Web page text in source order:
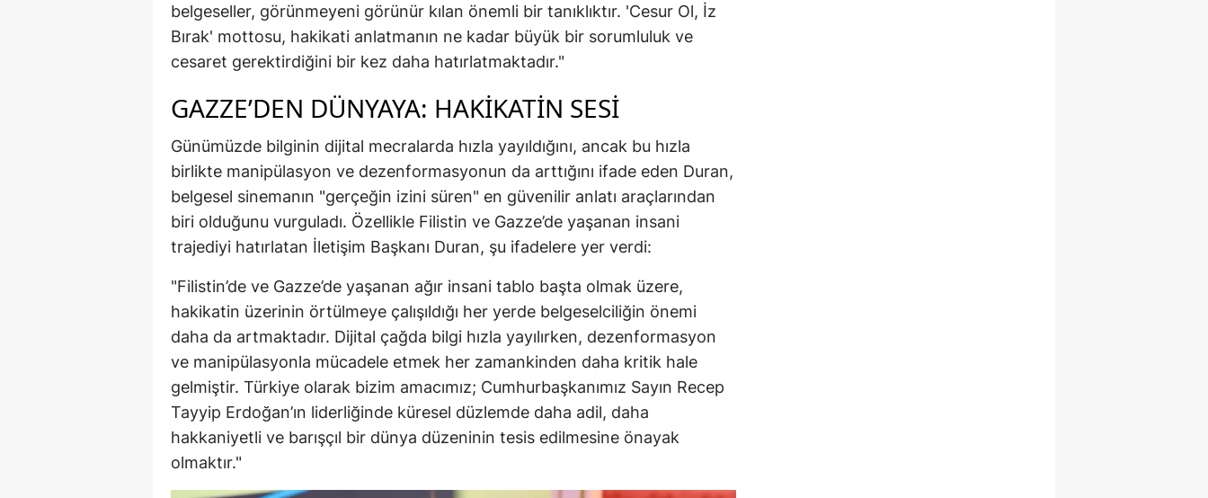
belgeseller, görünmeyeni görünür kılan önemli bir tanıklıktır. 'Cesur Ol, İz
Bırak' mottosu, hakikati anlatmanın ne kadar büyük bir sorumluluk ve
cesaret gerektirdiğini bir kez daha hatırlatmaktadır."
GAZZE’DEN DÜNYAYA: HAKİKATİN SESİ
Günümüzde bilginin dijital mecralarda hızla yayıldığını, ancak bu hızla
birlikte manipülasyon ve dezenformasyonun da arttığını ifade eden Duran,
belgesel sinemanın "gerçeğin izini süren" en güvenilir anlatı araçlarından
biri olduğunu vurguladı. Özellikle Filistin ve Gazze’de yaşanan insani
trajediyi hatırlatan İletişim Başkanı Duran, şu ifadelere yer verdi:
"Filistin’de ve Gazze’de yaşanan ağır insani tablo başta olmak üzere,
hakikatin üzerinin örtülmeye çalışıldığı her yerde belgeselciliğin önemi
daha da artmaktadır. Dijital çağda bilgi hızla yayılırken, dezenformasyon
ve manipülasyonla mücadele etmek her zamankinden daha kritik hale
gelmiştir. Türkiye olarak bizim amacımız; Cumhurbaşkanımız Sayın Recep
Tayyip Erdoğan’ın liderliğinde küresel düzlemde daha adil, daha
hakkaniyetli ve barışçıl bir dünya düzeninin tesis edilmesine önayak
olmaktır."